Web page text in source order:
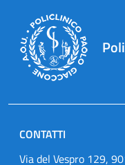
CONTATTI
Via del Vespro 129,